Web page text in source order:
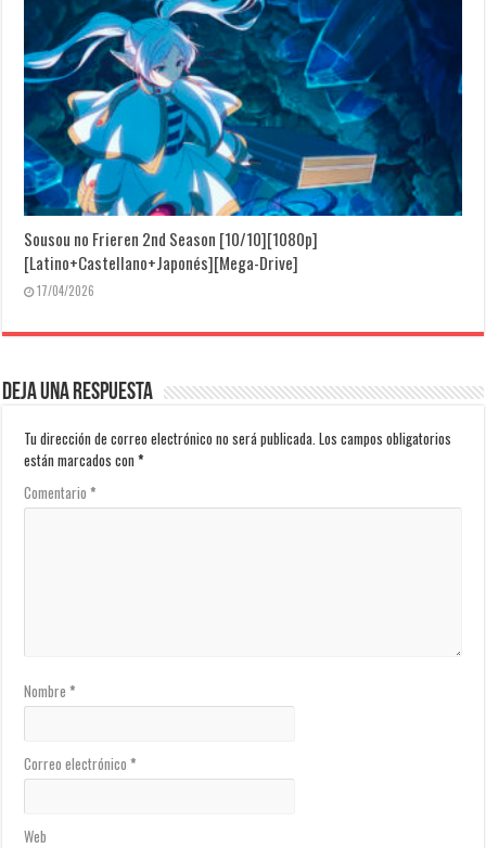
Sousou no Frieren 2nd Season [10/10][1080p]
[Latino+Castellano+Japonés][Mega-Drive]
17/04/2026
Deja una respuesta
Tu dirección de correo electrónico no será publicada. Los campos obligatorios
están marcados con*
Comentario*
Nombre*
Correo electrónico*
Web